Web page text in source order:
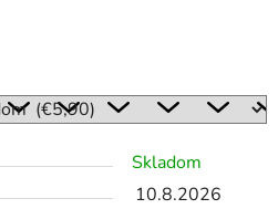
Skladom
10.8.2026